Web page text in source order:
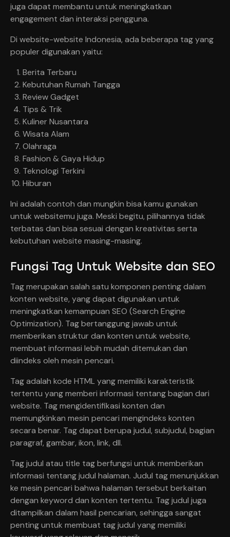
juga dapat membantu untuk meningkatkan
engagement dan interaksi pengguna.
Di website-website Indonesia, ada beberapa tag yang
populer digunakan yaitu:
Berita Terbaru
Kebutuhan Rumah Tangga
Review Gadget
Tips & Trik
Kuliner Nusantara
Wisata Alam
Olahraga
Fashion & Gaya Hidup
Teknologi Terkini
Hiburan
Ini adalah contoh dan mungkin bisa kamu gunakan
untuk websitemu juga. Meski begitu, pilihannya tidak
terbatas dan bisa sesuai dengan kreativitas serta
kebutuhan website masing-masing.
Fungsi Tag Untuk Website dan SEO
Tag merupakan salah satu komponen penting dalam
konten website, yang dapat digunakan untuk
meningkatkan kemampuan SEO (Search Engine
Optimization). Tag bertanggung jawab untuk
memberikan struktur dan konten untuk website,
membuat informasi lebih mudah ditemukan dan
diindeks oleh mesin pencari.
Tag adalah kode HTML yang memiliki karakteristik
tertentu yang memberi informasi tentang bagian dari
website. Tag mengidentifikasi konten dan
memungkinkan mesin pencari mengindeks konten
secara benar. Tag dapat berupa judul, subjudul, bagian
paragraf, gambar, ikon, link, dll.
Tag judul atau title tag berfungsi untuk memberikan
informasi tentang judul halaman. Judul tag menunjukkan
ke mesin pencari bahwa halaman tersebut berkaitan
dengan keyword dan konten tertentu. Tag judul juga
ditampilkan dalam hasil pencarian, sehingga sangat
penting untuk membuat tag judul yang memiliki